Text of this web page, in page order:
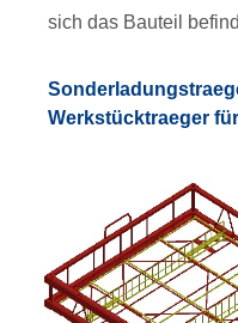
sich das Bauteil
Werkstücktraeger